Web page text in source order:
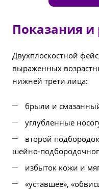
Показания и
Двухплоскостной
выраженных
нижней трети лица:
брыли и
углубленные
второй
избыток кожи и
«уставшее»,